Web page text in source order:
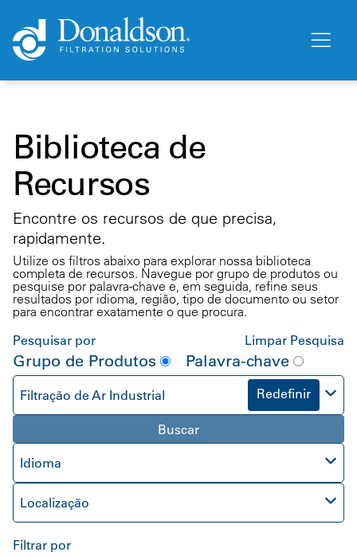
Biblioteca de
Recursos
Encontre os recursos de que precisa,
rapidamente.
Utilize os filtros abaixo para explorar nossa biblioteca
completa de recursos. Navegue por grupo de produtos ou
pesquise por palavra-chave e, em seguida, refine seus
resultados por idioma, região, tipo de documento ou setor
para encontrar exatamente o que procura.
Pesquisar por
Limpar Pesquisa
Grupo de Produtos Palavra-chave
Filtração de Ar Industrial Redefinir
Buscar
Idioma
Localização
Filtrar por